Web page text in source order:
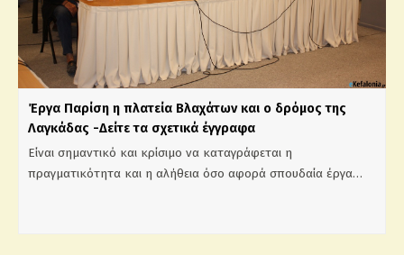
Έργα Παρίση η πλατεία Βλαχάτων και ο δρόμος της
Λαγκάδας -Δείτε τα σχετικά έγγραφα
Είναι σημαντικό και κρίσιμο να καταγράφεται η
πραγματικότητα και η αλήθεια όσο αφορά σπουδαία έργα…